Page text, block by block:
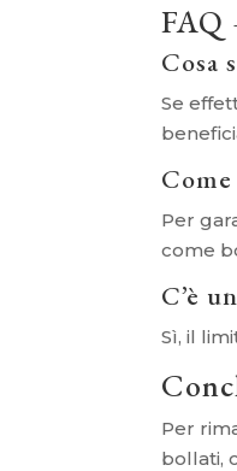
FAQ
Cosa
Se
Per
come
C’è
Sì, il
Per
bollati,